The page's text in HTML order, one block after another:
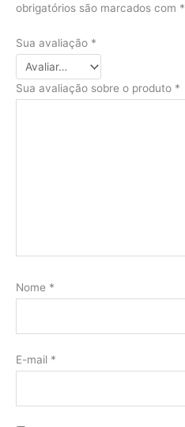
obrigatórios são marcados com *
Sua avaliação *
Sua avaliação sobre o produto *
Nome *
E-mail *